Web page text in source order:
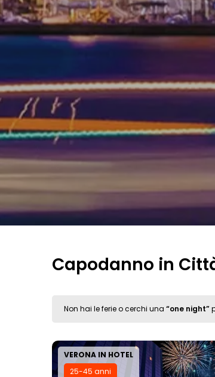
Capodanno in
Non hai le ferie o cerchi una “one night”
VERONA IN HOTEL
25-45 anni